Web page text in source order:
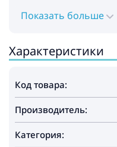
Показать больше
Характеристики
Код товара:
Производитель:
Категория: